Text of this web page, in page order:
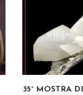
35° MOSTRA